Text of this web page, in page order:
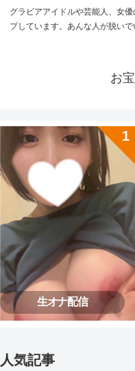
グラビアアイドルや芸能人、女
プしています。あんな人が脱い
お
生オナ配信
人気記事